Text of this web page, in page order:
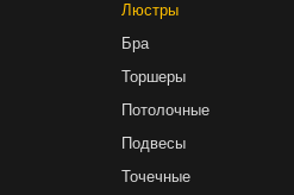
Люстры
Бра
Торшеры
Потолочные
Подвесы
Точечные